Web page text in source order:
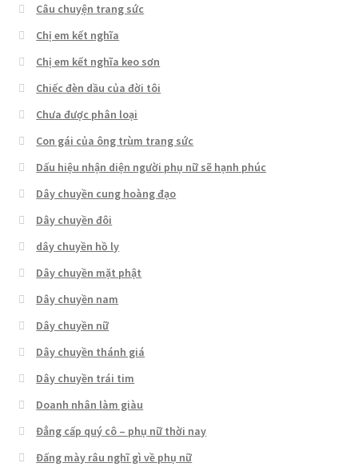
Câu chuyện trang sức
Chị em kết nghĩa
Chị em kết nghĩa keo sơn
Chiếc đèn dầu của đời tôi
Chưa được phân loại
Con gái của ông trùm trang sức
Dấu hiệu nhận diện người phụ nữ sẽ hạnh phúc
Dây chuyền cung hoàng đạo
Dây chuyền đôi
dây chuyền hồ ly
Dây chuyền mặt phật
Dây chuyền nam
Dây chuyền nữ
Dây chuyền thánh giá
Dây chuyền trái tim
Doanh nhân làm giàu
Đẳng cấp quý cô – phụ nữ thời nay
Đấng mày râu nghĩ gì về phụ nữ